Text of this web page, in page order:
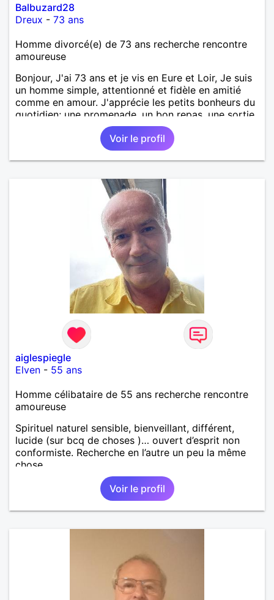
Balbuzard28
Dreux - 73 ans
Homme divorcé(e) de 73 ans recherche rencontre
amoureuse
Bonjour, J'ai 73 ans et je vis en Eure et Loir, Je suis
un homme simple, attentionné et fidèle en amitié
comme en amour. J'apprécie les petits bonheurs du
quotidien; une promenade, un bon repas, une sortie,
une discision agréable ou un moment de détente à
deux. Je souhaite rencontrer une femme douce,
honnête et bienveillante, avec qui partager des
moments de complicité, de rire et de confiance. Je
une belle amitié et qu'il n'est jamais trop tard pour
écrire une nouvelle histoire. Si vous aimez les
échanges sincères, les valeurs de respect et de
simplicité, nous pourrions faire connaissance autour
d'un café suivi d'une balade, sans précipitation et
laisser le temps faire le reste. Au plaisir de vous lire.
Voir le profil
aiglespiegle
Elven - 55 ans
Homme célibataire de 55 ans recherche rencontre
amoureuse
Spirituel naturel sensible, bienveillant, différent,
lucide (sur bcq de choses )… ouvert d’esprit non
conformiste. Recherche en l’autre un peu la même
chose…
Voir le profil